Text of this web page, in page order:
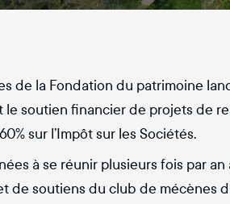
de la Fondation du patrimoine
le soutien financier de projets de
sur l’Impôt sur les Sociétés.
à se réunir plusieurs fois par
de soutiens du club de mécènes